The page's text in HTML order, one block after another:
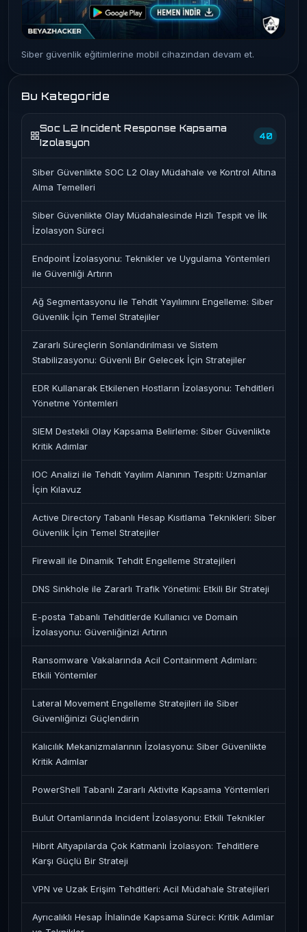
Siber güvenlik eğitimlerine mobil cihazından devam et.
Bu Kategoride
Soc L2 Incident Response Kapsama
Izolasyon
40
Siber Güvenlikte SOC L2 Olay Müdahale ve Kontrol Altına
Alma Temelleri
Siber Güvenlikte Olay Müdahalesinde Hızlı Tespit ve İlk
İzolasyon Süreci
Endpoint İzolasyonu: Teknikler ve Uygulama Yöntemleri
ile Güvenliği Artırın
Ağ Segmentasyonu ile Tehdit Yayılımını Engelleme: Siber
Güvenlik İçin Temel Stratejiler
Zararlı Süreçlerin Sonlandırılması ve Sistem
Stabilizasyonu: Güvenli Bir Gelecek İçin Stratejiler
EDR Kullanarak Etkilenen Hostların İzolasyonu: Tehditleri
Yönetme Yöntemleri
SIEM Destekli Olay Kapsama Belirleme: Siber Güvenlikte
Kritik Adımlar
IOC Analizi ile Tehdit Yayılım Alanının Tespiti: Uzmanlar
İçin Kılavuz
Active Directory Tabanlı Hesap Kısıtlama Teknikleri: Siber
Güvenlik İçin Temel Stratejiler
Firewall ile Dinamik Tehdit Engelleme Stratejileri
DNS Sinkhole ile Zararlı Trafik Yönetimi: Etkili Bir Strateji
E-posta Tabanlı Tehditlerde Kullanıcı ve Domain
İzolasyonu: Güvenliğinizi Artırın
Ransomware Vakalarında Acil Containment Adımları:
Etkili Yöntemler
Lateral Movement Engelleme Stratejileri ile Siber
Güvenliğinizi Güçlendirin
Kalıcılık Mekanizmalarının İzolasyonu: Siber Güvenlikte
Kritik Adımlar
PowerShell Tabanlı Zararlı Aktivite Kapsama Yöntemleri
Bulut Ortamlarında Incident İzolasyonu: Etkili Teknikler
Hibrit Altyapılarda Çok Katmanlı İzolasyon: Tehditlere
Karşı Güçlü Bir Strateji
VPN ve Uzak Erişim Tehditleri: Acil Müdahale Stratejileri
Ayrıcalıklı Hesap İhlalinde Kapsama Süreci: Kritik Adımlar